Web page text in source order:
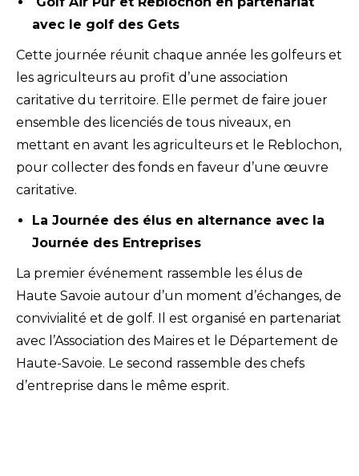
avec le golf des Gets
Cette journée réunit chaque année les golfeurs et
les agriculteurs au profit d’une association
caritative du territoire. Elle permet de faire jouer
ensemble des licenciés de tous niveaux, en
mettant en avant les agriculteurs et le Reblochon,
pour collecter des fonds en faveur d’une œuvre
caritative.
La Journée des élus en alternance avec la
Journée des Entreprises
La premier événement rassemble les élus de
Haute Savoie autour d’un moment d’échanges, de
convivialité et de golf. Il est organisé en partenariat
avec l’Association des Maires et le Département de
Haute-Savoie. Le second rassemble des chefs
d’entreprise dans le même esprit.